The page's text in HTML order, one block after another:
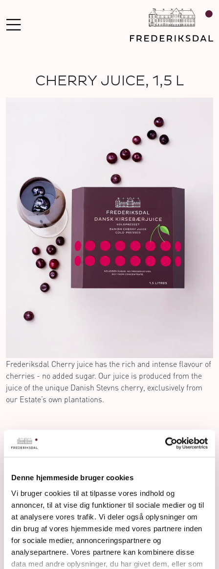
Denne hjemmeside bruger cookies
Vi bruger cookies til at tilpasse vores indhold og
annoncer, til at vise dig funktioner til sociale medier og til
at analysere vores trafik. Vi deler også oplysninger om
din brug af vores hjemmeside med vores partnere inden
for sociale medier, annonceringspartnere og
analysepartnere. Vores partnere kan kombinere disse
data med andre oplysninger, du har givet dem, eller som
CHERRY JUICE, 1,5 L
Frederiksdal Cherry juice has the rich and intense flavour of
cherries - no added sugar. Our juice is produced from the
juice of the unique Danish Stevns cherry, exclusively from
our Estate’s own plantations.
DESCRIPTION
The Stevns cherry is rich in acid, sugar and antioxidants,
lending the juice a complex and concentrated flavour -
100% pure juice, no added sugar or water.
Frederiksdal Cherry juice has the rich and intense
flavour of cherries. Our juice is produced from the juice
of the unique Danish Stevns cherry, exclusively from our
Estate’s own plantations.